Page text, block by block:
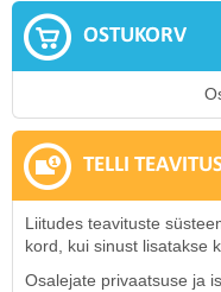
OSTUKORV
TELLI
Liitudes teavituste
kord, kui sinust lisatakse
Osalejate privaatsuse ja